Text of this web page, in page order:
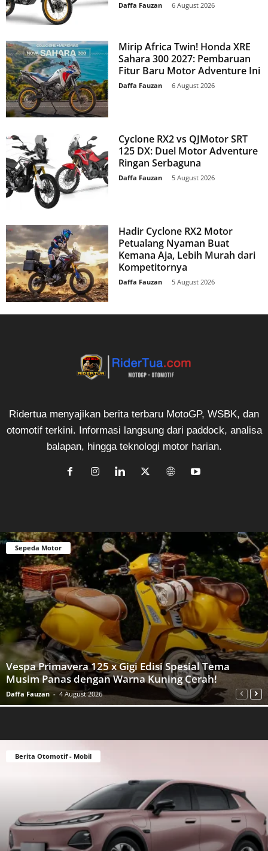
Daffa Fauzan 6 August 2026
Mirip Africa Twin! Honda XRE
Sahara 300 2027: Pembaruan
Fitur Baru Motor Adventure Ini
Daffa Fauzan 6 August 2026
Cyclone RX2 vs QJMotor SRT
125 DX: Duel Motor Adventure
Ringan Serbaguna
Daffa Fauzan 5 August 2026
Hadir Cyclone RX2 Motor
Petualang Nyaman Buat
Kemana Aja, Lebih Murah dari
Kompetitornya
Daffa Fauzan 5 August 2026
Ridertua menyajikan berita terbaru MotoGP, WSBK, dan
otomotif terkini. Informasi langsung dari paddock, analisa
balapan, hingga teknologi motor harian.
Sepeda Motor
Vespa Primavera 125 x Gigi Edisi Spesial Tema
Musim Panas dengan Warna Kuning Cerah!
Daffa Fauzan - 4 August 2026
Berita Otomotif - Mobil